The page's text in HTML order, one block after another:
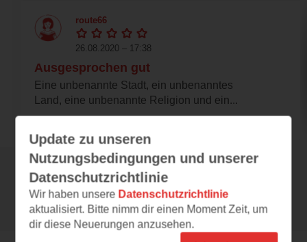
route66
26.08.2020 – 17:38
Ausgesprochen gut
Eine unbenannte Stadt, ein unbenanntes
Land, eine unbenannte Religion und ein...
Alle 155 Rezensionen anzeigen
Update zu unseren
Nutzungsbedingungen und unserer
Datenschutzrichtlinie
Wir haben unsere Datenschutzrichtlinie
aktualisiert. Bitte nimm dir einen Moment Zeit, um
dir diese Neuerungen anzusehen.